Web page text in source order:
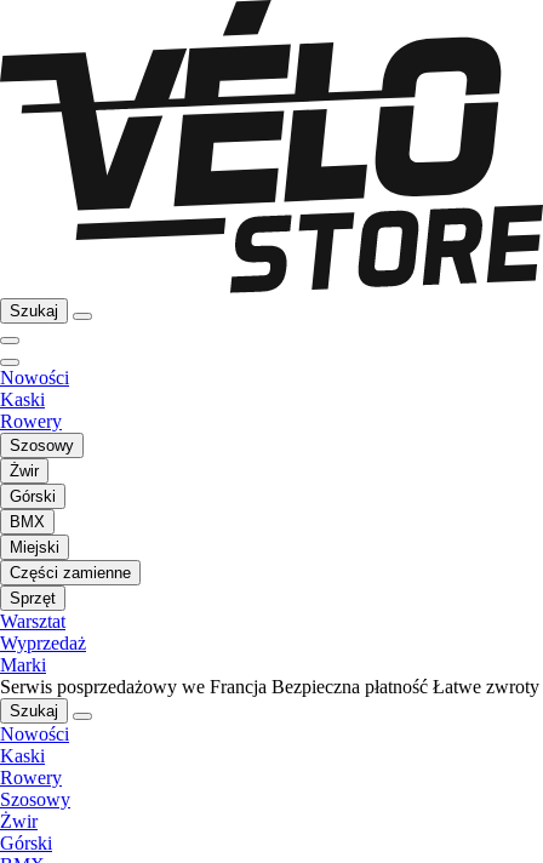
Szukaj
Nowości
Kaski
Rowery
Szosowy
Żwir
Górski
BMX
Miejski
Części zamienne
Sprzęt
Warsztat
Wyprzedaż
Marki
Serwis posprzedażowy we Francja Bezpieczna płatność Łatwe zwroty
Szukaj
Nowości
Kaski
Rowery
Szosowy
Żwir
Górski